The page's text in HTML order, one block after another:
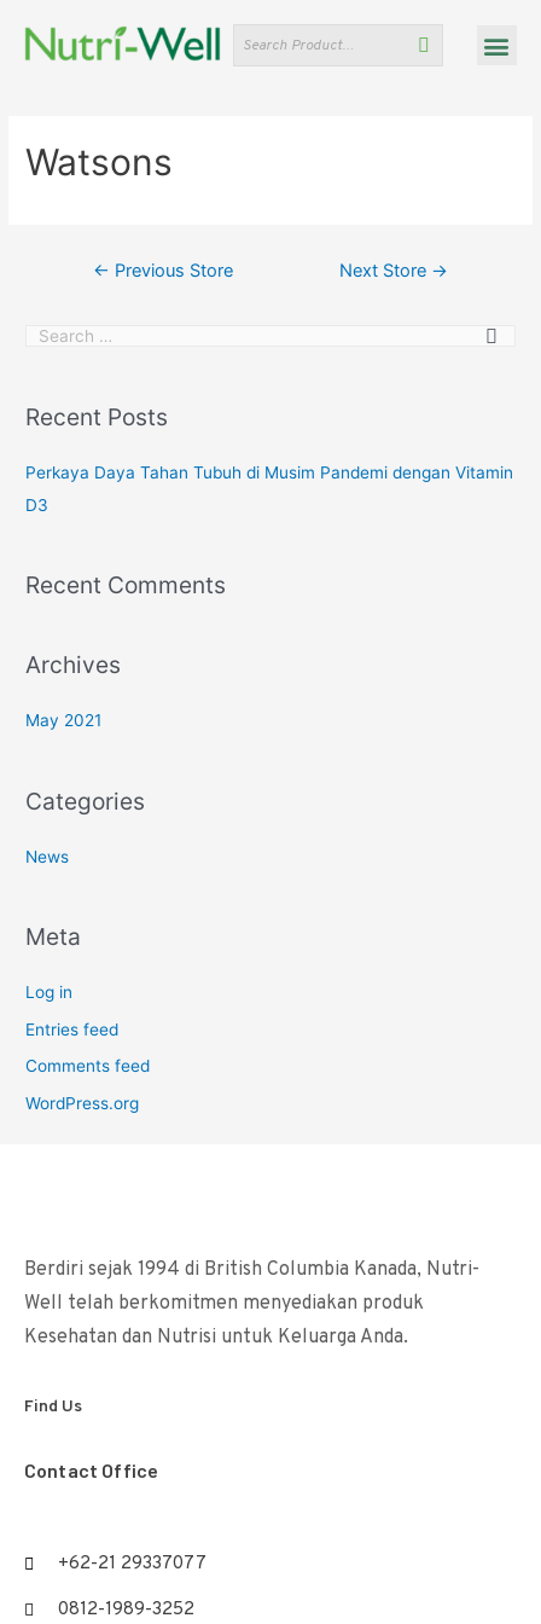
Watsons
← Previous Store Next Store →
Recent Posts
Perkaya Daya Tahan Tubuh di Musim Pandemi dengan Vitamin
D3
Recent Comments
Archives
May 2021
Categories
News
Meta
Log in
Entries feed
Comments feed
WordPress.org
Berdiri sejak 1994 di British Columbia Kanada, Nutri-
Well telah berkomitmen menyediakan produk
Kesehatan dan Nutrisi untuk Keluarga Anda.
Find Us
Contact Office
+62-21 29337077
0812-1989-3252